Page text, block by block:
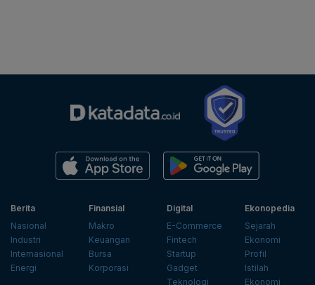
Berita
Nasional
Industri
Internasional
Energi
Finansial
Makro
Keuangan
Bursa
Korporasi
Digital
E-Commerce
Fintech
Startup
Gadget
Teknologi
Ekonopedia
Sejarah
Ekonomi
Profil
Istilah
Ekonomi